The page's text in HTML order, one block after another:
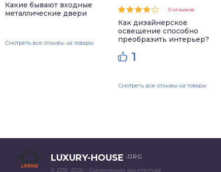
Какие бывают входные
металлические двери
Смотреть все отзывы на товары
0 отзывов
Как дизайнерское
освещение способно
преобразить интерьер?
1
Смотреть все отзывы на товары
LUXURY-HOUSE .ORG
© 2018–2026 – Современная архитектура